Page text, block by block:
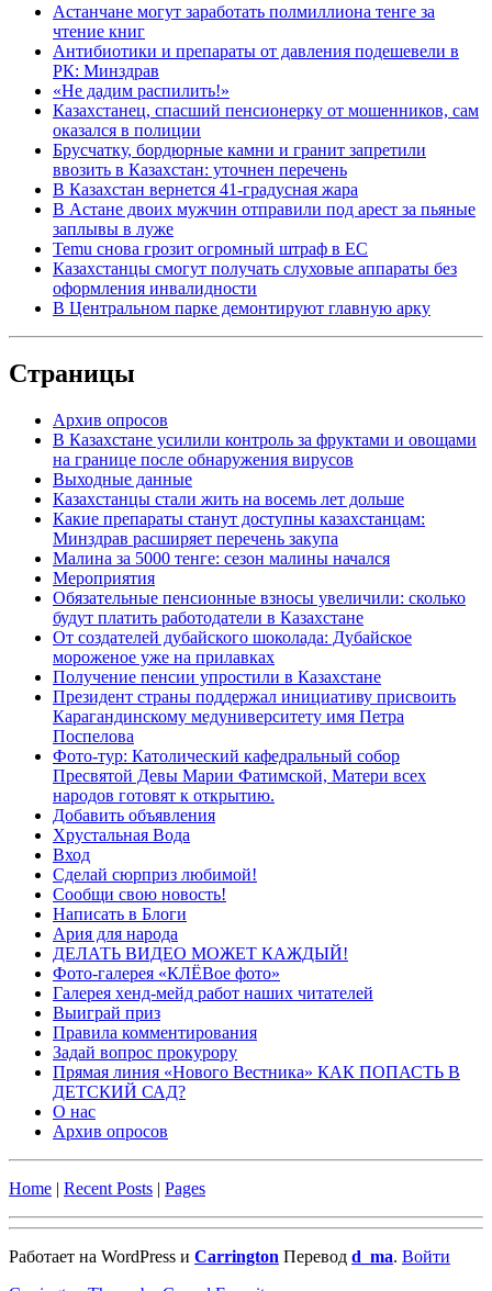
Астанчане могут заработать полмиллиона тенге за
чтение книг
Антибиотики и препараты от давления подешевели в
РК: Минздрав
«Не дадим распилить!»
Казахстанец, спасший пенсионерку от мошенников, сам
оказался в полиции
Брусчатку, бордюрные камни и гранит запретили
ввозить в Казахстан: уточнен перечень
В Казахстан вернется 41-градусная жара
В Астане двоих мужчин отправили под арест за пьяные
заплывы в луже
Temu снова грозит огромный штраф в ЕС
Казахстанцы смогут получать слуховые аппараты без
оформления инвалидности
В Центральном парке демонтируют главную арку
Страницы
Архив опросов
В Казахстане усилили контроль за фруктами и овощами
на границе после обнаружения вирусов
Выходные данные
Казахстанцы стали жить на восемь лет дольше
Какие препараты станут доступны казахстанцам:
Минздрав расширяет перечень закупа
Малина за 5000 тенге: сезон малины начался
Мероприятия
Обязательные пенсионные взносы увеличили: сколько
будут платить работодатели в Казахстане
От создателей дубайского шоколада: Дубайское
мороженое уже на прилавках
Получение пенсии упростили в Казахстане
Президент страны поддержал инициативу присвоить
Карагандинскому медуниверситету имя Петра
Поспелова
Фото-тур: Католический кафедральный собор
Пресвятой Девы Марии Фатимской, Матери всех
народов готовят к открытию.
Добавить объявления
Хрустальная Вода
Вход
Сделай сюрприз любимой!
Сообщи свою новость!
Написать в Блоги
Ария для народа
ДЕЛАТЬ ВИДЕО МОЖЕТ КАЖДЫЙ!
Фото-галерея «КЛЁВое фото»
Галерея хенд-мейд работ наших читателей
Выиграй приз
Правила комментирования
Задай вопрос прокурору
Прямая линия «Нового Вестника» КАК ПОПАСТЬ В
ДЕТСКИЙ САД?
О нас
Архив опросов
Home | Recent Posts | Pages
Работает на WordPress и Carrington Перевод d_ma. Войти